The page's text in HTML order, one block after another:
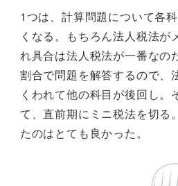
1つは、計算問題について各
くなる。もちろん法人税法が
れ具合は法人税法が一番なの
割合で問題を解答するので、
くわれて他の科目が後回し。
て、直前期にミニ税法を切る
たのはとても良かった。